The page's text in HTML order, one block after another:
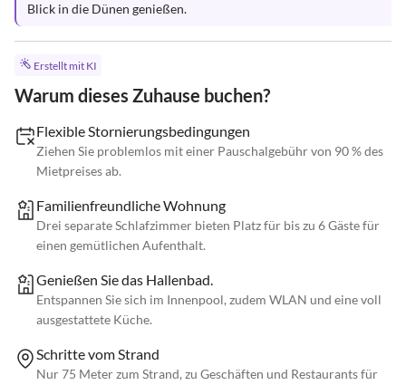
Blick in die Dünen genießen.
Erstellt mit KI
Warum dieses Zuhause buchen?
Flexible Stornierungsbedingungen
Ziehen Sie problemlos mit einer Pauschalgebühr von 90 % des
Mietpreises ab.
Familienfreundliche Wohnung
Drei separate Schlafzimmer bieten Platz für bis zu 6 Gäste für
einen gemütlichen Aufenthalt.
Genießen Sie das Hallenbad.
Entspannen Sie sich im Innenpool, zudem WLAN und eine voll
ausgestattete Küche.
Schritte vom Strand
Nur 75 Meter zum Strand, zu Geschäften und Restaurants für